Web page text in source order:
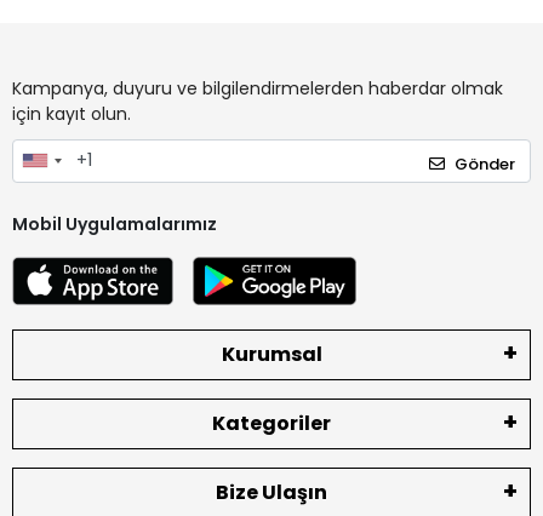
Kampanya, duyuru ve bilgilendirmelerden haberdar olmak
için kayıt olun.
Gönder
Mobil Uygulamalarımız
Kurumsal
Kategoriler
Bize Ulaşın